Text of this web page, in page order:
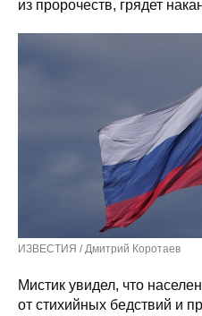
из пророчеств, грядет
ИЗВЕСТИЯ / Дмитрий Коротаев
Мистик увидел, что
от стихийных бедствий и